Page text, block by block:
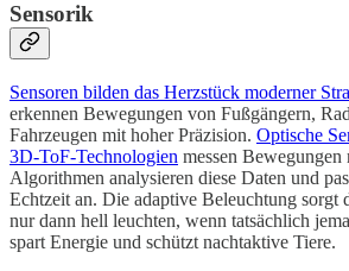
Sensorik
Sensoren bilden das Herzstück moderner
erkennen Bewegungen von Fußgängern,
Fahrzeugen mit hoher Präzision. Optische
3D-ToF-Technologien messen
Algorithmen analysieren diese Daten und
Echtzeit an. Die adaptive Beleuchtung sorgt
nur dann hell leuchten, wenn tatsächlich
spart Energie und schützt nachtaktive Tiere.